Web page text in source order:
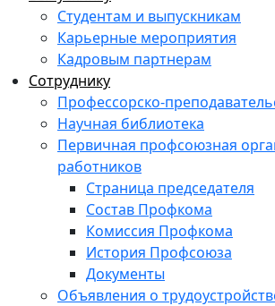
Студентам и выпускникам
Карьерные мероприятия
Кадровым партнерам
Сотруднику
Профессорско-
Научная библиотека
Первичная профсоюзная
работников
Страница председателя
Состав Профкома
Комиссия Профкома
История Профсоюза
Документы
Объявления о